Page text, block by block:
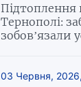
Підтоплення
Тернополі:
зобов’язали
03 Червня,